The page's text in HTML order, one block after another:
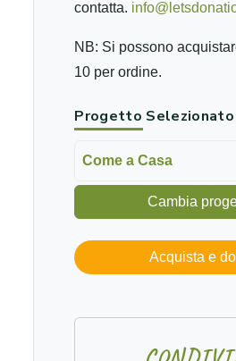
contatta.
NB: Si possono
10 per ordine.
Progetto Selezionato
Come a Casa
Cambia
Acquista e